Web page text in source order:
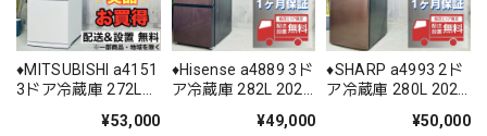
♦️MITSUBISHI a4151
3ドア冷蔵庫 272L
¥53,000
♦️Hisense a4889 3ド
ア冷蔵庫 282L 2020
¥49,000
♦️SHARP a4993 2ド
ア冷蔵庫 280L 2021
¥50,000